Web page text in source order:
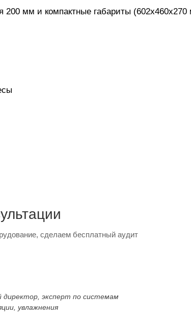
200 мм и компактные габариты
сделаем бесплатный аудит
директор, эксперт по системам
увлажнения